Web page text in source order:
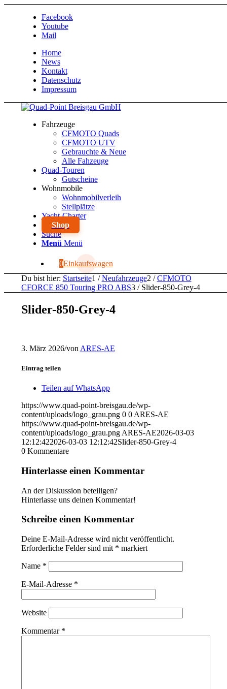
Facebook
Youtube
Mail
Home
News
Kontakt
Datenschutz
Impressum
Fahrzeuge
CFMOTO Quads
CFMOTO UTV
Gebrauchte & Neue
Alle Fahzeuge
Quad-Touren
Gutscheine
Wohnmobile
Wohnmobilverleih
Stellplätze
Yacht-Charter
Shop
Suche
Menü Menü
0Einkaufswagen
Du bist hier: Startseite1 / Neufahrzeuge2 / CFMOTO
CFORCE 850 Touring PRO ABS3 / Slider-850-Grey-4
Slider-850-Grey-4
3. März 2026/von ARES-AE
Eintrag teilen
Teilen auf WhatsApp
https://www.quad-point-breisgau.de/wp-
content/uploads/logo_grau.png 0 0 ARES-AE
https://www.quad-point-breisgau.de/wp-
content/uploads/logo_grau.png ARES-AE2026-03-03
12:12:422026-03-03 12:12:42Slider-850-Grey-4
0 Kommentare
Hinterlasse einen Kommentar
An der Diskussion beteiligen?
Hinterlasse uns deinen Kommentar!
Schreibe einen Kommentar
Deine E-Mail-Adresse wird nicht veröffentlicht.
Erforderliche Felder sind mit * markiert
Name *
E-Mail-Adresse *
Website
Kommentar *